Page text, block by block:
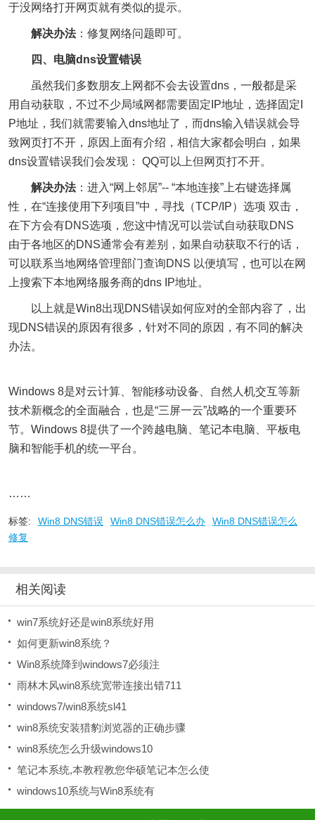
于没网络打开网页就有类似的提示。
解决办法：修复网络问题即可。
四、电脑dns设置错误
虽然我们多数朋友上网都不会去设置dns，一般都是采
用自动获取，不过不少局域网都需要固定IP地址，选择固定I
P地址，我们就需要输入dns地址了，而dns输入错误就会导
致网页打不开，原因上面有介绍，相信大家都会明白，如果
dns设置错误我们会发现： QQ可以上但网页打不开。
解决办法：进入“网上邻居”-- “本地连接”上右键选择属
性，在“连接使用下列项目”中，寻找（TCP/IP）选项 双击，
在下方会有DNS选项，您这中情况可以尝试自动获取DNS
由于各地区的DNS通常会有差别，如果自动获取不行的话，
可以联系当地网络管理部门查询DNS 以便填写，也可以在网
上搜索下本地网络服务商的dns IP地址。
以上就是Win8出现DNS错误如何应对的全部内容了，出
现DNS错误的原因有很多，针对不同的原因，有不同的解决
办法。
Windows 8是对云计算、智能移动设备、自然人机交互等新
技术新概念的全面融合，也是“三屏一云”战略的一个重要环
节。Windows 8提供了一个跨越电脑、笔记本电脑、平板电
脑和智能手机的统一平台。
……
标签: Win8 DNS错误 Win8 DNS错误怎么办
Win8 DNS错误怎么
修复
相关阅读
win7系统好还是win8系统好用
如何更新win8系统？
Win8系统降到windows7必须注
雨林木风win8系统宽带连接出错711
windows7/win8系统sl41
win8系统安装猎豹浏览器的正确步骤
win8系统怎么升级windows10
笔记本系统,本教程教您华硕笔记本怎么使
windows10系统与Win8系统有